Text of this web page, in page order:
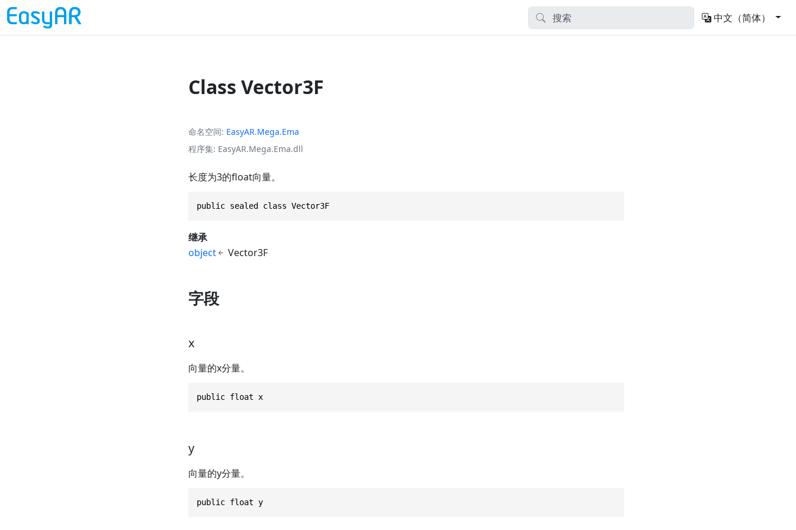
中文（简体）
Class Vector3F
命名空间 EasyAR.Mega.Ema
程序集 EasyAR.Mega.Ema.dll
长度为3的float向量。
public sealed class Vector3F
继承
object
Vector3F
字段
x
向量的x分量。
public float x
y
向量的y分量。
public float y